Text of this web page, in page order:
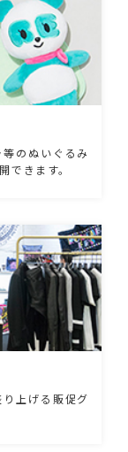
のぬいぐるみ
できます。
上げる販促グ